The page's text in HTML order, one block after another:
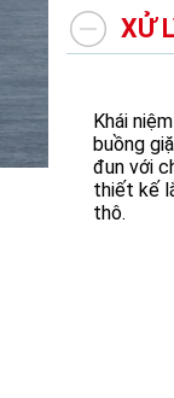
XỬ
Khái
buồng
đun với
thiết kế
thô.